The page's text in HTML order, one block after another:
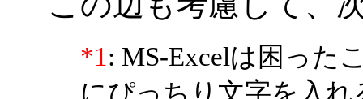
*1: MS-Excelは困った
にぴっちり文字を入